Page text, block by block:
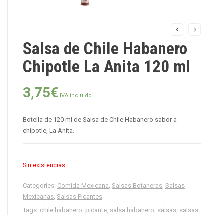
Salsa de Chile Habanero
Chipotle La Anita 120 ml
3,75€ IVA incluido
Botella de 120 ml de Salsa de Chile Habanero sabor a
chipotle, La Anita.
Sin existencias
Categories: Comida Mexicana, Salsas Botaneras, Salsas
Mexicanas, Salsas Picantes
Tags: chile habanero, picante, salsa habanero, salsas, salsas